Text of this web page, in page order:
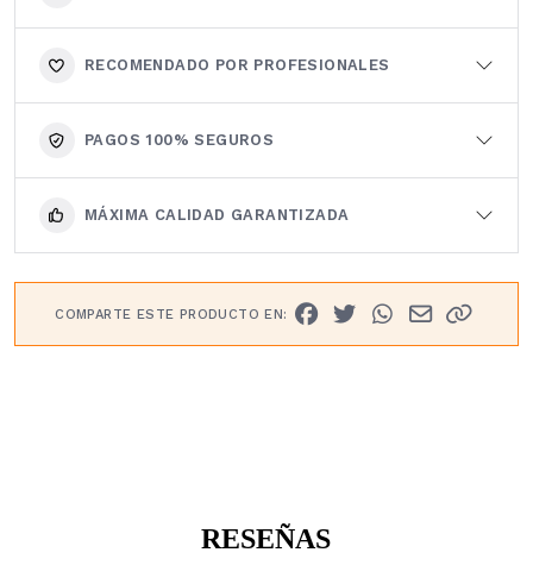
RECOMENDADO POR PROFESIONALES
PAGOS 100% SEGUROS
MÁXIMA CALIDAD GARANTIZADA
COMPARTE ESTE PRODUCTO EN:
RESEÑAS